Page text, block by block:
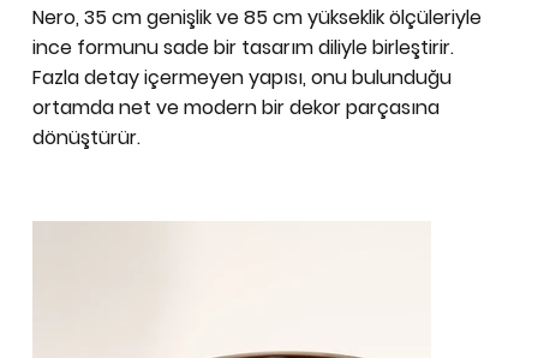
Nero, 35 cm genişlik ve 85 cm yükseklik ölçüleriyle
ince formunu sade bir tasarım diliyle birleştirir.
Fazla detay içermeyen yapısı, onu bulunduğu
ortamda net ve modern bir dekor parçasına
dönüştürür.